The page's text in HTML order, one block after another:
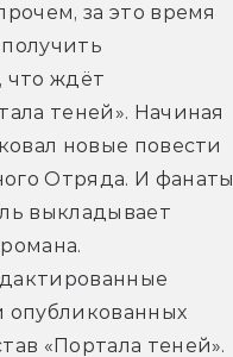
за это время
что ждёт
теней». Начиная
новые повести
Отряда. И фанаты
выкладывает
опубликованных
«Портала теней».